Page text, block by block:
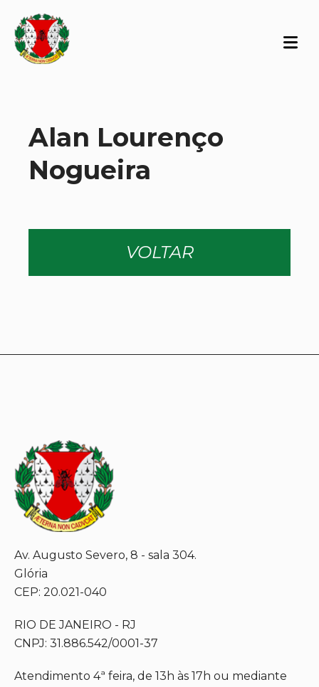
Alan Lourenço
Nogueira
VOLTAR
Av. Augusto Severo, 8 - sala 304.
Glória
CEP: 20.021-040
RIO DE JANEIRO - RJ
CNPJ: 31.886.542/0001-37
Atendimento 4ª feira, de 13h às 17h ou mediante